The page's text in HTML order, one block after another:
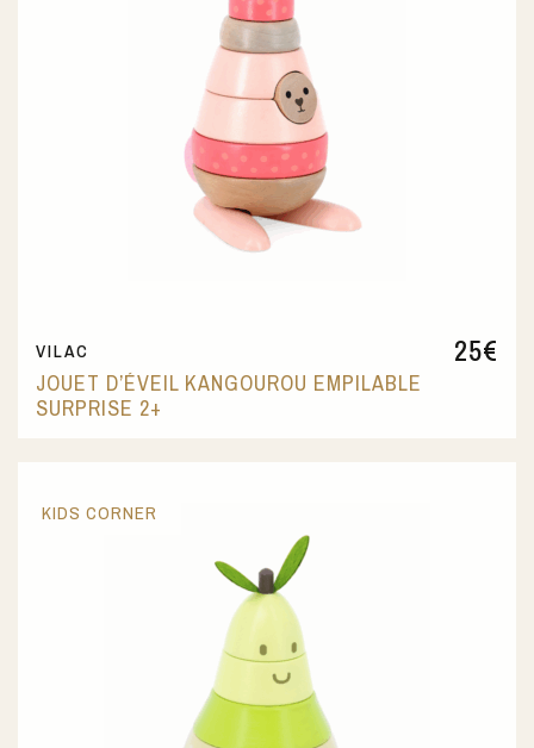
25€
VILAC
JOUET D’ÉVEIL KANGOUROU EMPILABLE
SURPRISE 2+
KIDS CORNER